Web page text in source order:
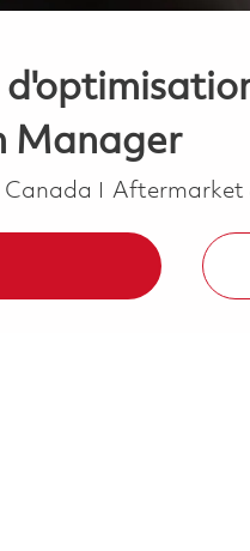
Manager
Canada Category
Aftermarket